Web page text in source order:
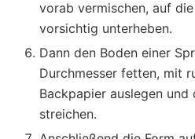
vorab vermischen, auf
vorsichtig unterheben.
Dann den Boden einer
Durchmesser fetten, mit
Backpapier auslegen
streichen.